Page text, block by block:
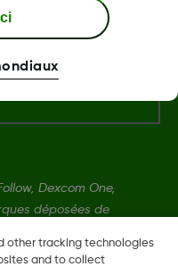
Dexcom One,
déposées de
other tracking technologies
and to collect